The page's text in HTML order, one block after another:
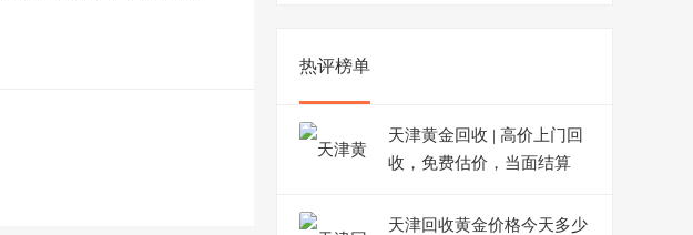
热评榜单
天津黄金回收 | 高价上门回
收，免费估价，当面结算
天津回收黄金价格今天多少